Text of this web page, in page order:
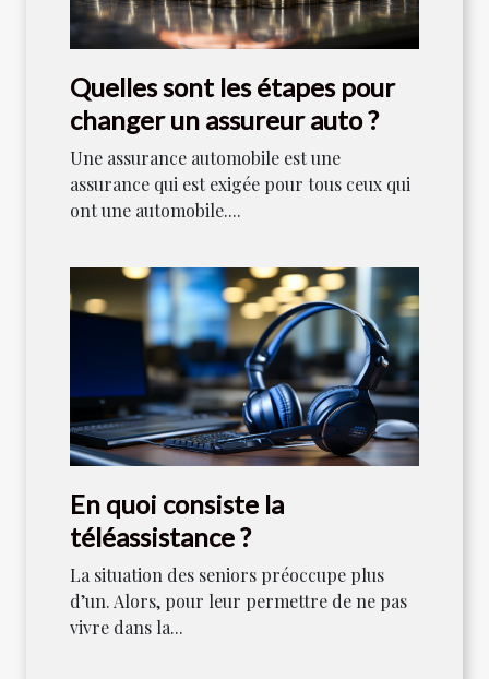
Quelles sont les étapes pour
changer un assureur auto ?
Une assurance automobile est une
assurance qui est exigée pour tous ceux qui
ont une automobile....
En quoi consiste la
téléassistance ?
La situation des seniors préoccupe plus
d’un. Alors, pour leur permettre de ne pas
vivre dans la...